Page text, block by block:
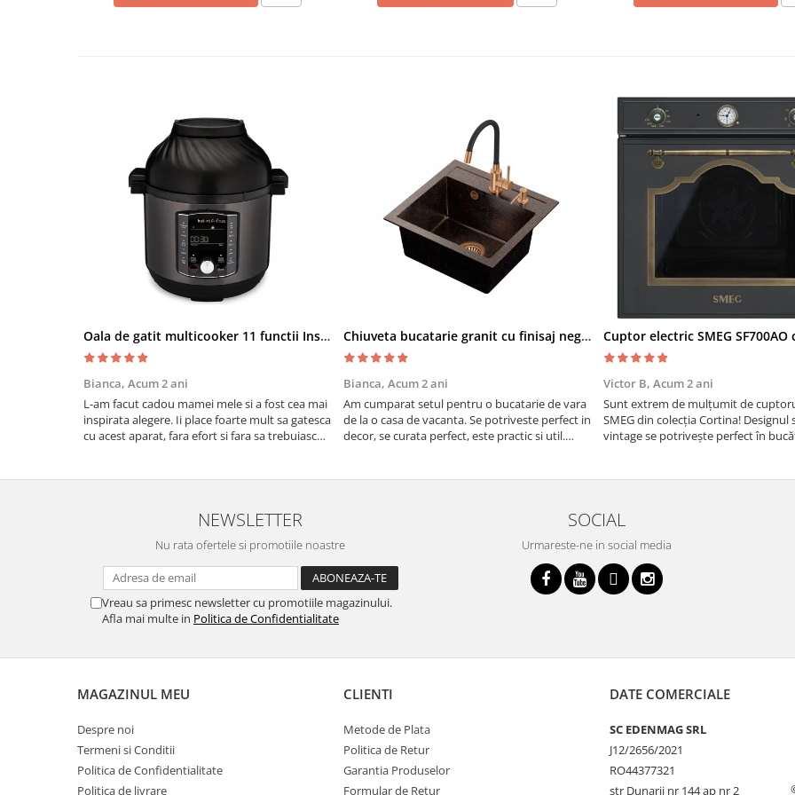
Oala de gatit multicooker 11 functii Instant Pot Pro Crisp 8 + Air Fryer 7.6 lt
Bianca, Acum 2 ani
L-am facut cadou mamei mele si a fost cea mai
inspirata alegere. Ii place foarte mult sa gatesca
cu acest aparat, fara efort si fara sa trebuiasca
Chiuveta bucatarie granit cu finisaj negru perlat/cupru Steingran Art Copper cu dozator si baterie Quadron
Bianca, Acum 2 ani
Am cumparat setul pentru o bucatarie de vara
de la o casa de vacanta. Se potriveste perfect in
decor, se curata perfect, este practic si util.
Victor B, Acum 2 ani
Sunt extrem de mulțumit de
SMEG din colecția Cortina! Designul
vintage se potrivește perfect în
NEWSLETTER
Nu rata ofertele si promotiile noastre
Vreau sa primesc newsletter cu promotiile magazinului.
Afla mai multe in Politica de Confidentialitate
SOCIAL
Urmareste-ne in social media
MAGAZINUL MEU
Despre noi
Termeni si Conditii
Politica de Confidentialitate
Politica de livrare
CLIENTI
Metode de Plata
Politica de Retur
Garantia Produselor
Formular de Retur
DATE COMERCIALE
SC EDENMAG SRL
J12/2656/2021
RO44377321
str Dunarii nr 144 ap nr 2